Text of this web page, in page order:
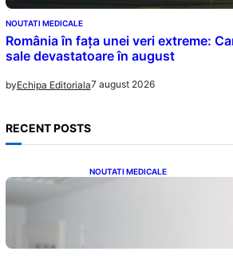
NOUTATI MEDICALE
România în fața unei veri extreme:
sale devastatoare în august
byEchipa Editoriala7 august 2026
RECENT POSTS
NOUTATI MEDICALE
Siguranța Detectorilor
Trebuie Să Știi Despre